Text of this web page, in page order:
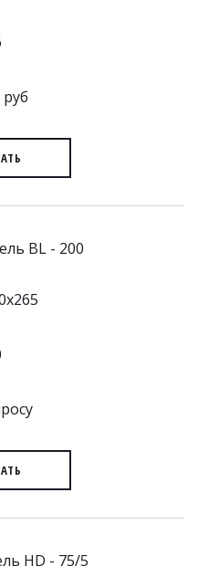
руб
BL - 200
HD - 75/5